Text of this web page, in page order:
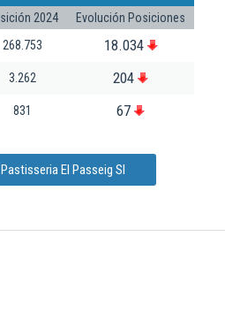
2024
Evolución Posiciones
268.753 18.034
3.262 204
831 67
El Passeig Sl